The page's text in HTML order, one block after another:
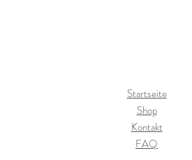
Startseite
Shop
Kontakt
FAQ